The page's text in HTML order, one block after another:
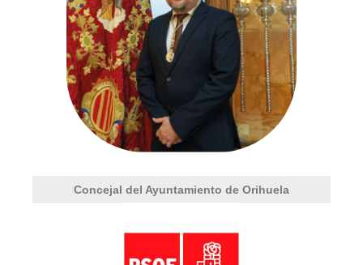
Concejal del Ayuntamiento de Orihuela